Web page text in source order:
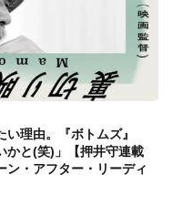
理由。『ボトムズ』
かと(笑)」【押井守連載
ン・アフター・リーディ